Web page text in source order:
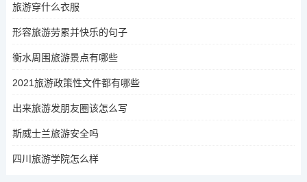
旅游穿什么衣服
形容旅游劳累并快乐的句子
衡水周围旅游景点有哪些
2021旅游政策性文件都有哪些
出来旅游发朋友圈该怎么写
斯威士兰旅游安全吗
四川旅游学院怎么样